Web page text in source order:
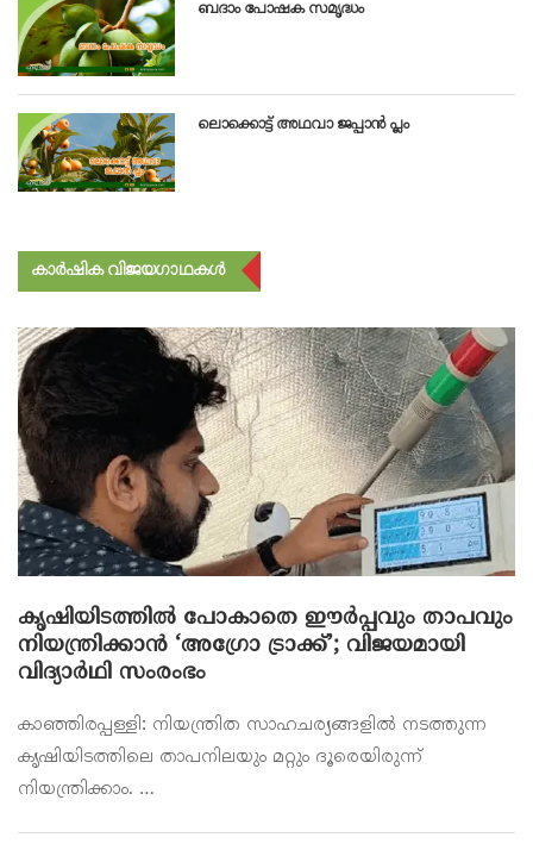
ബദാം പോഷക സമൃദ്ധം
ലൊക്കൊട്ട് അഥവാ ജപ്പാൻ പ്ലം
കാർഷിക വിജയഗാഥകൾ
കൃഷിയിടത്തിൽ പോകാതെ ഈർപ്പവും താപവും
നിയന്ത്രിക്കാൻ ‘അഗ്രോ ട്രാക്ക്’; വിജയമായി
വിദ്യാർഥി സംരംഭം
കാഞ്ഞിരപ്പള്ളി: നിയന്ത്രിത സാഹചര്യങ്ങളിൽ നടത്തുന്ന
കൃഷിയിടത്തിലെ താപനിലയും മറ്റും ദൂരെയിരുന്ന്
നിയന്ത്രിക്കാം. …